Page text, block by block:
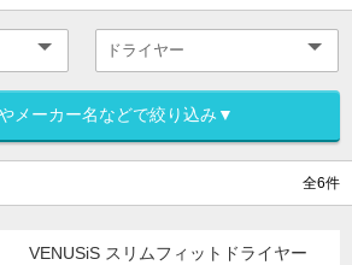
メーカー名などで絞り込み▼
全6件
VENUSiS スリムフィットドライヤー